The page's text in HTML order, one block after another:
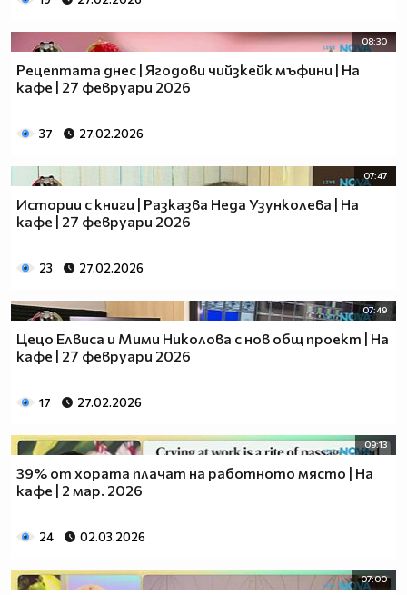
08:30
Рецептата днес | Ягодови чийзкейк мъфини | На
кафе | 27 февруари 2026
37 27.02.2026
07:47
Истории с книги | Разказва Неда Узунколева | На
кафе | 27 февруари 2026
23 27.02.2026
07:49
Цецо Елвиса и Мими Николова с нов общ проект | На
кафе | 27 февруари 2026
17 27.02.2026
09:13
39% от хората плачат на работното място | На
кафе | 2 мар. 2026
24 02.03.2026
07:00